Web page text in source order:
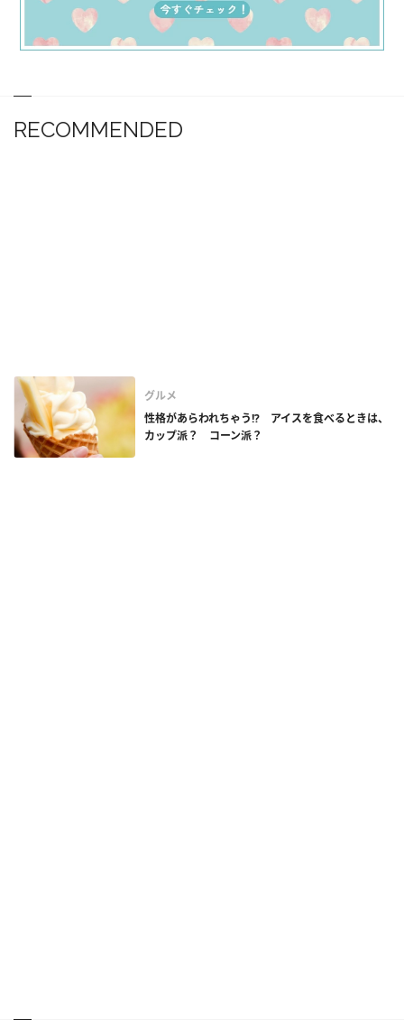
RECOMMENDED
グルメ
性格があらわれちゃう!? アイスを食べるときは、
カップ派？ コーン派？